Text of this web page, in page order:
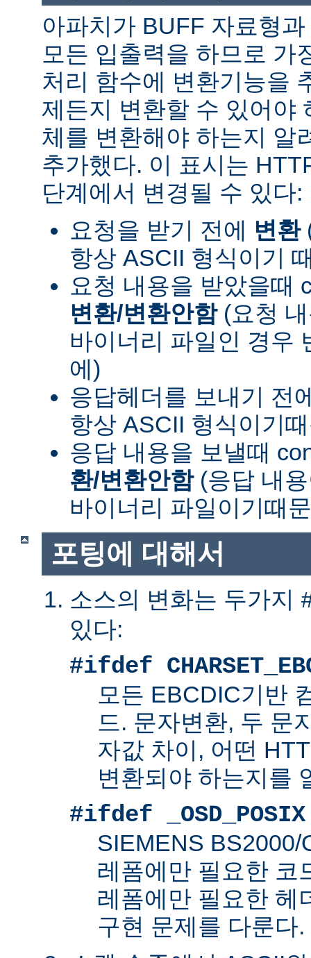
아파치가 BUFF 자료형
모든 입출력을 하므로 가
처리 함수에 변환기능을
제든지 변환할 수 있어야
체를 변환해야 하는지 알
추가했다. 이 표시는
단계에서 변경될 수 있다:
요청을 받기 전에
변환
항상 ASCII 형식이기
요청 내용을 받았을때
변환/변환안함(요청 내
바이너리 파일인 경우
에)
응답헤더를 보내기 전
항상 ASCII 형식이기
응답 내용을 보낼때
환/변환안함(응답 내
바이너리 파일이기때
포팅에 대해서
소스의 변화는 두가지
있다:
#ifdef
모든 EBCDIC기반
드. 문자변환, 두 문
자값 차이, 어떤
변환되야 하는지를
#ifdef _OSD_POSIX
SIEMENS BS2000/
레폼에만 필요한 코
레폼에만 필요한 헤
구현 문제를 다룬다.